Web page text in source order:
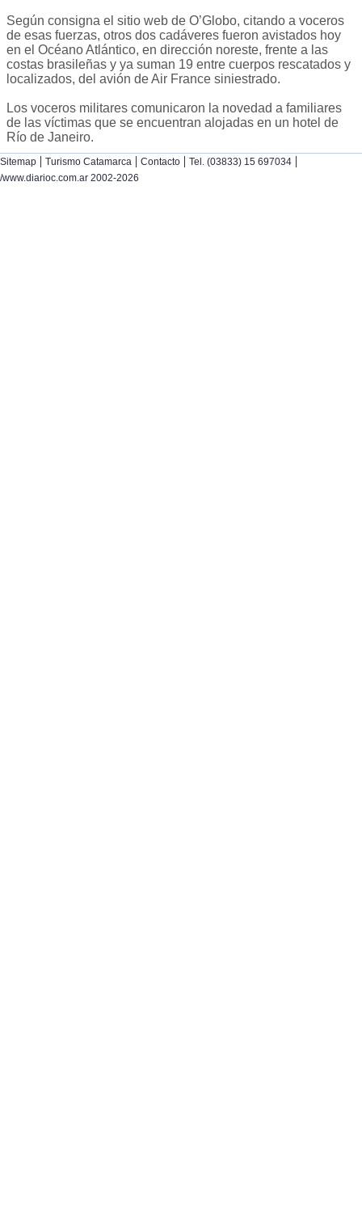
Según consigna el sitio web de O’Globo, citando a voceros
de esas fuerzas, otros dos cadáveres fueron avistados hoy
en el Océano Atlántico, en dirección noreste, frente a las
costas brasileñas y ya suman 19 entre cuerpos rescatados y
localizados, del avión de Air France siniestrado.
Los voceros militares comunicaron la novedad a familiares
de las víctimas que se encuentran alojadas en un hotel de
Río de Janeiro.
Sitemap | Turismo Catamarca | Contacto | Tel. (03833) 15 697034 |
/www.diarioc.com.ar 2002-2026